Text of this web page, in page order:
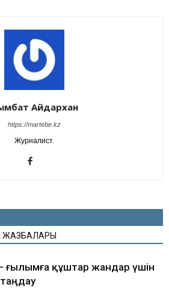
Айдархан
https://martebe.kz
Журналист.
ЖАЗБАЛАРЫ
– ғылымға құштар жандар үшін